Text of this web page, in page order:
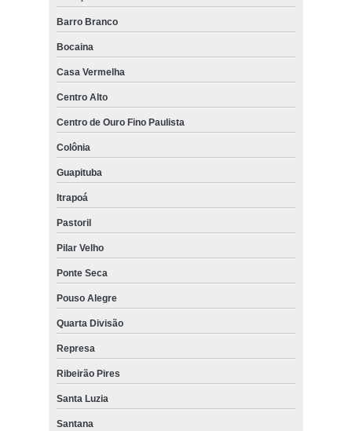
Barro Branco
Bocaina
Casa Vermelha
Centro Alto
Centro de Ouro Fino Paulista
Colônia
Guapituba
Itrapoá
Pastoril
Pilar Velho
Ponte Seca
Pouso Alegre
Quarta Divisão
Represa
Ribeirão Pires
Santa Luzia
Santana